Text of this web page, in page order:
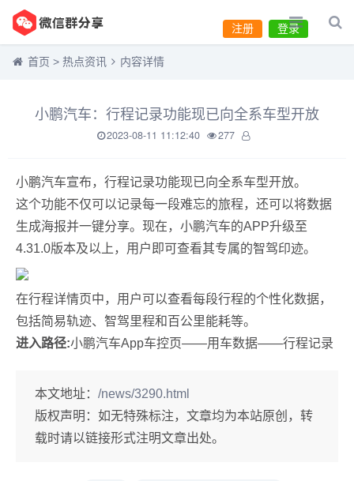
登录
注册
首页 > 热点资讯 内容详情
小鹏汽车：行程记录功能现已向全系车型开放
2023-08-11 11:12:40 277
小鹏汽车宣布，行程记录功能现已向全系车型开放。
这个功能不仅可以记录每一段难忘的旅程，还可以将数据
生成海报并一键分享。现在，小鹏汽车的APP升级至
4.31.0版本及以上，用户即可查看其专属的智驾印迹。
在行程详情页中，用户可以查看每段行程的个性化数据，
包括简易轨迹、智驾里程和百公里能耗等。
进入路径:小鹏汽车App车控页——用车数据——行程记录
本文地址： /news/3290.html
版权声明： 如无特殊标注，文章均为本站原创，转
载时请以链接形式注明文章出处。